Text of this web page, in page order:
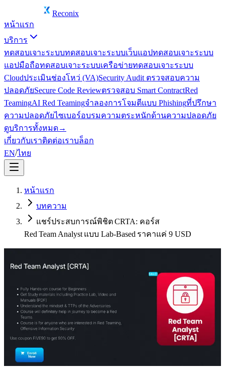
Reconix
หน้าแรก
บริการ
ทดสอบเจาะระบบทดสอบเจาะระบบเว็บแอปทดสอบเจาะระบบ
แอปมือถือทดสอบเจาะระบบเครือข่ายทดสอบเจาะระบบ
Cloudประเมินช่องโหว่ (VA)Security Audit ตรวจสอบความ
ปลอดภัยSecure Code Reviewตรวจสอบ Smart ContractRed
TeamingAI Red Teamingจำลองการโจมตีแบบ Phishingที่ปรึกษา
ความปลอดภัยไซเบอร์อบรมความตระหนักด้านความปลอดภัย
ดูบริการทั้งหมด→
เกี่ยวกับเราติดต่อเราบล็อก
EN/ไทย
หน้าแรก
บทความ
แชร์ประสบการณ์พิชิต CRTA: คอร์ส
Red Team Analyst แบบ Lab‑Based ราคาแค่ 9 USD